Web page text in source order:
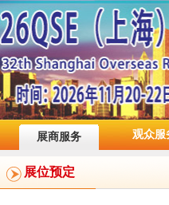
展商服务 观众服
展位预定